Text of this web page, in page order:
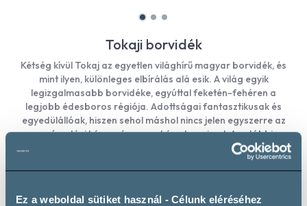
Ez a weboldal sütiket használ - Célunk eléréséhez
Tokaji borvidék
Kétség kívül Tokaj az egyetlen világhírű magyar borvidék, és
mint ilyen, különleges elbírálás alá esik. A világ egyik
legizgalmasabb borvidéke, egyúttal feketén-fehéren a
legjobb édesboros régiója. Adottságai fantasztikusak és
egyedülállóak, hiszen sehol máshol nincs jelen egyszerre az
aszúsodási képesség a markáns terroirral. Az utóbbi
évtizedekben pedig száraz bor tekintetében is szépen kúszik